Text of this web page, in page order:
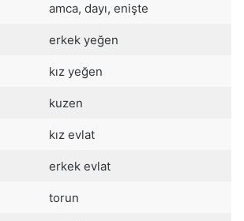
amca, dayı, enişte
erkek yeğen
kız yeğen
kuzen
kız evlat
erkek evlat
torun